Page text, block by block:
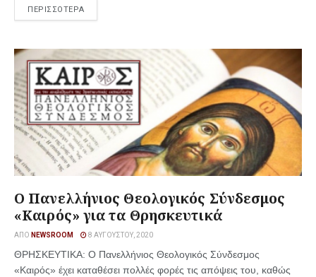
ΠΕΡΙΣΣΟΤΕΡΑ
Ο Πανελλήνιος Θεολογικός Σύνδεσμος
«Καιρός» για τα Θρησκευτικά
ΑΠΌ NEWSROOM 8 ΑΥΓΟΎΣΤΟΥ, 2020
ΘΡΗΣΚΕΥΤΙΚΑ: Ο Πανελλήνιος Θεολογικός Σύνδεσμος
«Καιρός» έχει καταθέσει πολλές φορές τις απόψεις του, καθώς